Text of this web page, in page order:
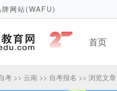
网站(WAFU)
首页
考 >> 云南 >> 自考报名 >> 浏览文章